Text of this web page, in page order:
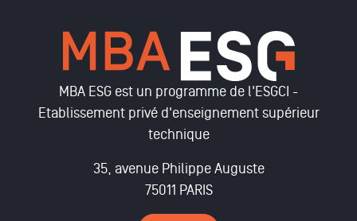
MBA ESG est un programme de l'ESGCI -
Etablissement privé d'enseignement supérieur
technique
35, avenue Philippe Auguste
75011 PARIS